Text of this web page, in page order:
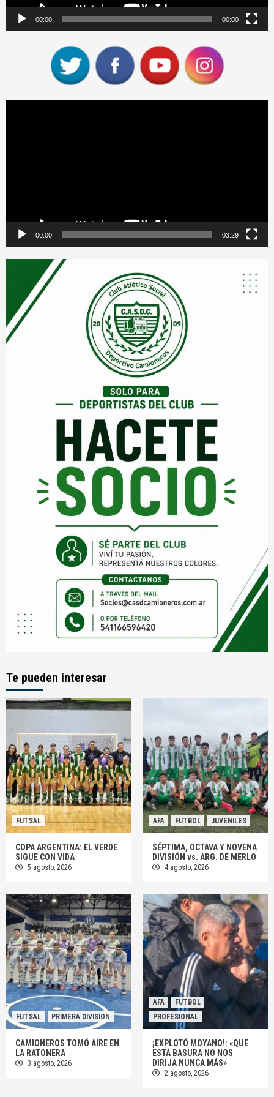
00:00 00:00
00:00 03:29
Te pueden interesar
FUTSAL
COPA ARGENTINA: EL VERDE
SIGUE CON VIDA
5 agosto, 2026
AFA FUTBOL JUVENILES
SÉPTIMA, OCTAVA Y NOVENA
DIVISIÓN vs. ARG. DE MERLO
4 agosto, 2026
FUTSAL PRIMERA DIVISION
CAMIONEROS TOMÓ AIRE EN
LA RATONERA
3 agosto, 2026
AFA
FUTBOL
PROFESIONAL
¡EXPLOTÓ MOYANO!: «QUE
ESTA BASURA NO NOS
DIRIJA NUNCA MÁS»
2 agosto, 2026